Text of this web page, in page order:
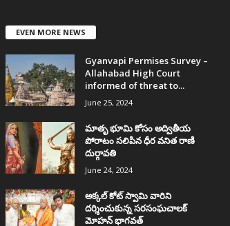
EVEN MORE NEWS
Gyanvapi Permises Survey –
Allahabad High Court
informed of threat to...
June 25, 2024
మాతృ భూమి కోసం అద్వితీయ
పోరాటం సలిపిన ధీర వనిత రాణి
దుర్గావతి
June 24, 2024
అక్కల్‌ కోట్‌ స్వామి వారిని
దర్శించుకున్న సరసంఘచాలక్
మోహన్ భాగవత్